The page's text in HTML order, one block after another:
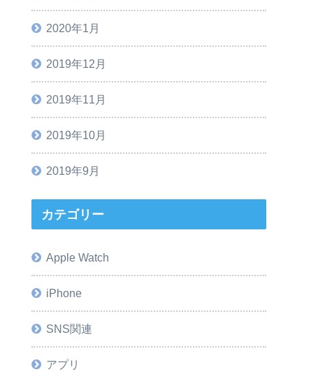
2020年1月
2019年12月
2019年11月
2019年10月
2019年9月
カテゴリー
Apple Watch
iPhone
SNS関連
アプリ